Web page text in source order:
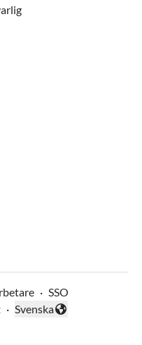
· SSO
·
Byt språk
Svenska